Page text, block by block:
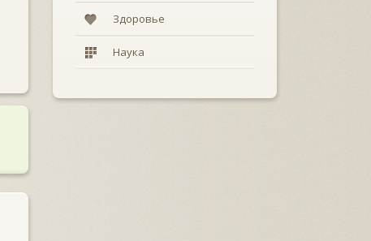
Здоровье
Наука